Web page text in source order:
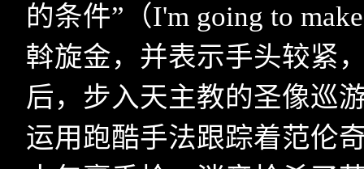
的条件”（I'm going to
斡旋金，并表示手头较紧
后，步入天主教的圣像巡
运用跑酷手法跟踪着范伦